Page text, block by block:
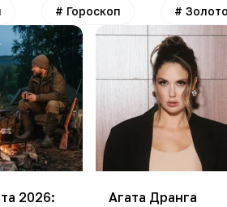
# Гороскоп #
2026:
Агата Дранга